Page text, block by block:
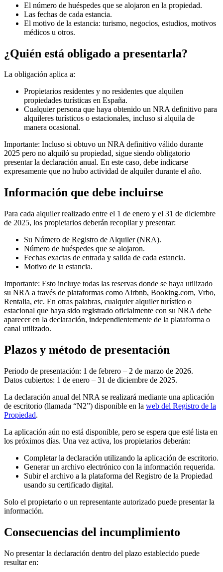
El número de huéspedes que se alojaron en la propiedad.
Las fechas de cada estancia.
El motivo de la estancia: turismo, negocios, estudios, motivos
médicos u otros.
¿Quién está obligado a presentarla?
La obligación aplica a:
Propietarios residentes y no residentes que alquilen
propiedades turísticas en España.
Cualquier persona que haya obtenido un NRA definitivo para
alquileres turísticos o estacionales, incluso si alquila de
manera ocasional.
Importante: Incluso si obtuvo un NRA definitivo válido durante
2025 pero no alquiló su propiedad, sigue siendo obligatorio
presentar la declaración anual. En este caso, debe indicarse
expresamente que no hubo actividad de alquiler durante el año.
Información que debe incluirse
Para cada alquiler realizado entre el 1 de enero y el 31 de diciembre
de 2025, los propietarios deberán recopilar y presentar:
Su Número de Registro de Alquiler (NRA).
Número de huéspedes que se alojaron.
Fechas exactas de entrada y salida de cada estancia.
Motivo de la estancia.
Importante: Esto incluye todas las reservas donde se haya utilizado
su NRA a través de plataformas como Airbnb, Booking.com, Vrbo,
Rentalia, etc. En otras palabras, cualquier alquiler turístico o
estacional que haya sido registrado oficialmente con su NRA debe
aparecer en la declaración, independientemente de la plataforma o
canal utilizado.
Plazos y método de presentación
Periodo de presentación: 1 de febrero – 2 de marzo de 2026.
Datos cubiertos: 1 de enero – 31 de diciembre de 2025.
La declaración anual del NRA se realizará mediante una aplicación
de escritorio (llamada “N2”) disponible en la web del Registro de la
Propiedad.
La aplicación aún no está disponible, pero se espera que esté lista en
los próximos días. Una vez activa, los propietarios deberán:
Completar la declaración utilizando la aplicación de escritorio.
Generar un archivo electrónico con la información requerida.
Subir el archivo a la plataforma del Registro de la Propiedad
usando su certificado digital.
Solo el propietario o un representante autorizado puede presentar la
información.
Consecuencias del incumplimiento
No presentar la declaración dentro del plazo establecido puede
resultar en: